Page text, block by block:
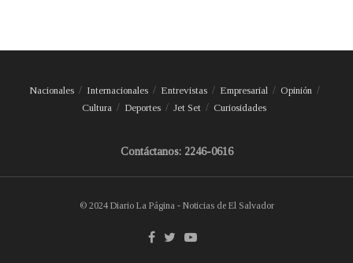
Nacionales Internacionales Entrevistas Empresarial
Opinión
Cultura
Deportes Jet Set Curiosidades
Contáctanos: 2246-0616
© 2024 Diario La Página - Noticias de El Salvador